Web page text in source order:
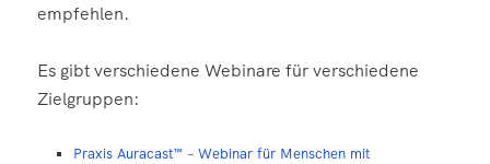
empfehlen.
Es gibt verschiedene Webinare für verschiedene
Zielgruppen:
Praxis Auracast™ – Webinar für Menschen mit